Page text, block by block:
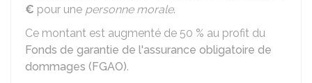
€ pour une personne morale.
Ce montant est augmenté de 50 % au profit du
Fonds de garantie de l'assurance obligatoire de
dommages (FGAO).